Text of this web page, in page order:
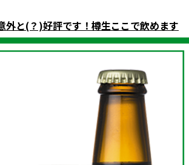
外と(？)好評です！樽生ここで飲めます